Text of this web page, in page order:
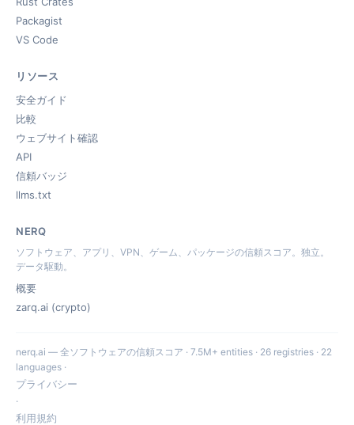
Packagist
VS Code
リソース
安全ガイド
比較
ウェブサイト確認
API
信頼バッジ
llms.txt
NERQ
ソフトウェア、アプリ、VPN、ゲーム、パッケージの信頼スコア。独立。
データ駆動。
概要
zarq.ai (crypto)
nerq.ai — 全ソフトウェアの信頼スコア · 7.5M+ entities · 26 registries · 22
languages ·
プライバシー
·
利用規約